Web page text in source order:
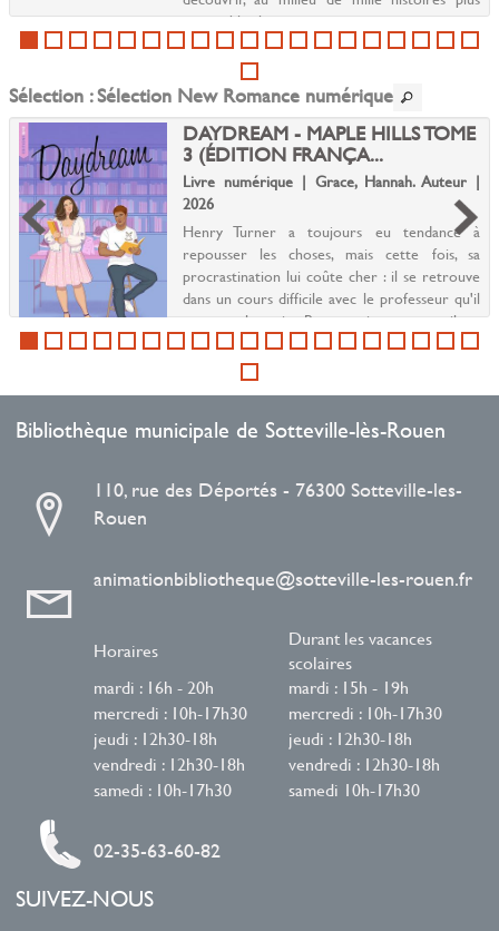
incroyables les unes q...
Sélection : Sélection New Romance numérique
DAYDREAM - MAPLE HILLS TOME
3 (ÉDITION FRANÇA...
Livre numérique | Grace, Hannah. Auteur |
2026
Henry Turner a toujours eu tendance à
repousser les choses, mais cette fois, sa
procrastination lui coûte cher : il se retrouve
dans un cours difficile avec le professeur qu'il
supporte le moins. Pour ne rien arranger, il est
déso...
Bibliothèque municipale de Sotteville-lès-Rouen
110, rue des Déportés - 76300 Sotteville-les-
Rouen
animationbibliotheque@sotteville-les-rouen.fr
Horaires
Durant les vacances
scolaires
mardi : 16h - 20h
mardi : 15h - 19h
mercredi : 10h-17h30
mercredi : 10h-17h30
jeudi : 12h30-18h
jeudi : 12h30-18h
vendredi : 12h30-18h
vendredi : 12h30-18h
samedi : 10h-17h30
samedi 10h-17h30
02-35-63-60-82
SUIVEZ-NOUS